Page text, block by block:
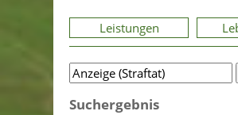
Leistungen
Suchergebnis